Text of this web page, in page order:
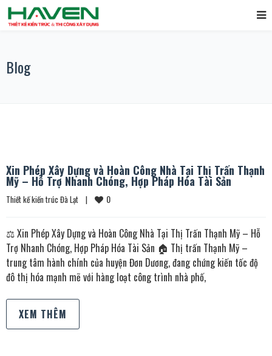
Blog
Xin Phép Xây Dựng và Hoàn Công Nhà Tại Thị Trấn Thạnh
Mỹ – Hỗ Trợ Nhanh Chóng, Hợp Pháp Hóa Tài Sản
Thiết kế kiến trúc Đà Lạt | 0
⚖️ Xin Phép Xây Dựng và Hoàn Công Nhà Tại Thị Trấn Thạnh Mỹ – Hỗ
Trợ Nhanh Chóng, Hợp Pháp Hóa Tài Sản 🏠 Thị trấn Thạnh Mỹ –
trung tâm hành chính của huyện Đơn Dương, đang chứng kiến tốc độ
đô thị hóa mạnh mẽ với hàng loạt công trình nhà phố,
XEM THÊM